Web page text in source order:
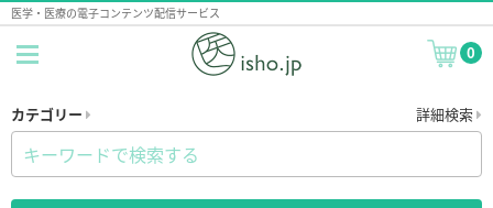
医学・医療の電子コンテンツ配信サービス
0
カテゴリー 詳細検索